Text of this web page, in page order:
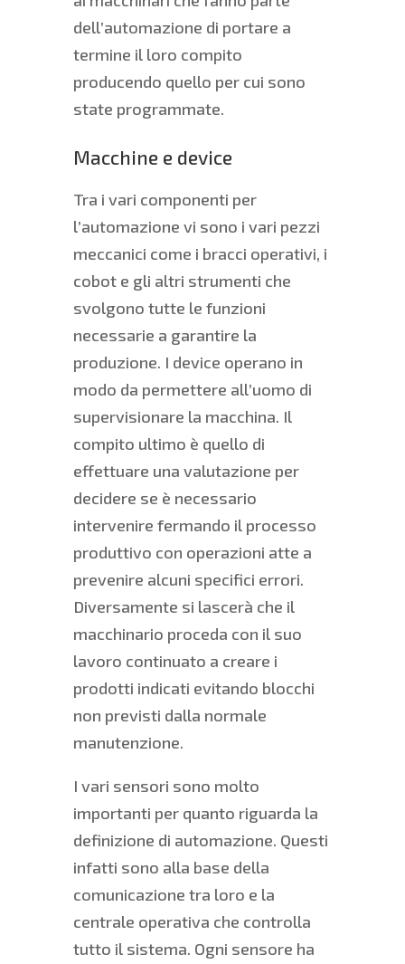
dell’automazione di portare a
termine il loro compito
producendo quello per cui sono
state programmate.
Macchine e device
Tra i vari componenti per
l’automazione vi sono i vari pezzi
meccanici come i bracci operativi, i
cobot e gli altri strumenti che
svolgono tutte le funzioni
necessarie a garantire la
produzione. I device operano in
modo da permettere all’uomo di
supervisionare la macchina. Il
compito ultimo è quello di
effettuare una valutazione per
decidere se è necessario
intervenire fermando il processo
produttivo con operazioni atte a
prevenire alcuni specifici errori.
Diversamente si lascerà che il
macchinario proceda con il suo
lavoro continuato a creare i
prodotti indicati evitando blocchi
non previsti dalla normale
manutenzione.
I vari sensori sono molto
importanti per quanto riguarda la
definizione di automazione. Questi
infatti sono alla base della
comunicazione tra loro e la
centrale operativa che controlla
tutto il sistema. Ogni sensore ha